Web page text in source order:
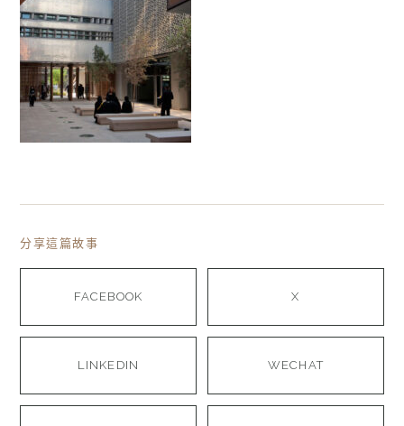
分享這篇故事
FACEBOOK X
LINKEDIN WECHAT